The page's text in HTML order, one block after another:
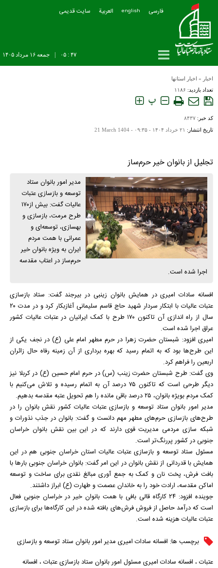
فارسی english العربیة سایت قدیمی
جمعه ۱۶ مرداد ۱۴۰۵ ۴۷ : ۰۵
اخبار » اخبار استانها
تعداد بازدید: ۱۱۸۶
پ
کد خبر: ۸۴۳۷
تاریخ انتشار: ۲۱ خرداد ۱۴۰۴ - ۰۹:۳۵ - 21 March 1404
تجلیل از بانوان خیر حرم‌ساز
مدیر امور بانوان ستاد
توسعه و بازسازی عتبات
عالیات گفت: بیش از۱۷۰
طرح مرمت، بازسازی و
بهسازی، توسعه‌ای و
عمرانی با همت مردم
ایران به ویژه بانوان خیر
حرم‌ساز در اعتاب مقدسه
اجرا شده است.
افسانه سادات امیری در همایش بانوان زینبی در بیرجند گفت: ستاد بازسازی
عتبات عالیات با ابتکار سردار شهید حاج قاسم سلیمانی آغازبکار کرد و در مدت ۲۰
سال از راه اندازی آن تاکنون ۱۷۰ طرح با کمک ایرانیان در عتبات عالیات کشور
عراق اجرا شده است.
امیری افزود: شبستان حضرت زهرا در حرم مطهر امام علی (ع) در نجف یکی از
این طرح‌ها بود که به اتمام رسید که بهره برداری از آن زمینه رفاه حال زائران
اربعین را فراهم کرد.
وی گفت: طرح شبستان حضرت زینب (س) در حرم امام حسین (ع) در کربلا نیز
دیگر طرحی است که تاکنون ۷۵ درصد آن به اتمام رسیده و تلاش می‌کنیم با
کمک مردم بویژه بانوان، ۲۵ درصد باقی مانده را هم تحویل عتبه مقدسه بدهیم.
مدیر امور بانوان ستاد توسعه و بازسازی عتبات عالیات کشور نقش بانوان را در
طرح‌های بازسازی حرم‌های مطهر مهم دانست و گفت: بانوان در جذب نذورات و
شبکه سازی مردمی مدیریت قوی دارند که در این بین نقش بانوان خراسان
جنوبی در کشور پررنگ‌تر است.
مسئول ستاد توسعه و بازسازی عتبات عالیات استان خراسان جنوبی هم در این
همایش با قدردانی از نقش بانوان در این امر گفت: بانوان خراسان جنوبی بار‌ها با
بافت فرش، پخت نان و کمک به جمع آوری مبالغ نقدی برای ساخت و توسعه
اماکن مقدسه، ارادت خود را به خاندان عصمت و طهارت (ع) ابراز داشتند.
جوینده افزود: ۲۴ کارگاه قالی بافی با همت بانوان خیر در خراسان جنوبی فعال
است که درآمد حاصل از فروش فرش‌های بافته شده در این کارگاه‌ها برای بازسازی
عتبات عالیات هزینه شده است.
برچسب ها: افسانه سادات امیری مدیر امور بانوان ستاد توسعه و بازسازی
عتبات ، افسانه سادات امیری مسئول امور بانوان ستاد بازسازی عتبات ، افسانه